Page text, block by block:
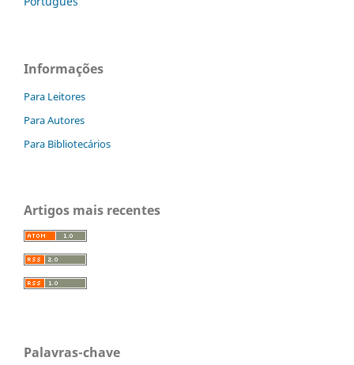
Informações
Para Leitores
Para Autores
Para Bibliotecários
Artigos mais recentes
Palavras-chave